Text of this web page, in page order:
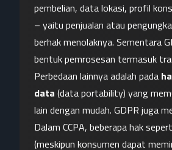
pembelian, data lokasi, profil
– yaitu penjualan atau
berhak menolaknya. Sementara
bentuk pemrosesan termasuk
Perbedaan lainnya adalah pada
data (data portability) yang
lain dengan mudah. GDPR juga
Dalam CCPA, beberapa hak
(meskipun konsumen dapat